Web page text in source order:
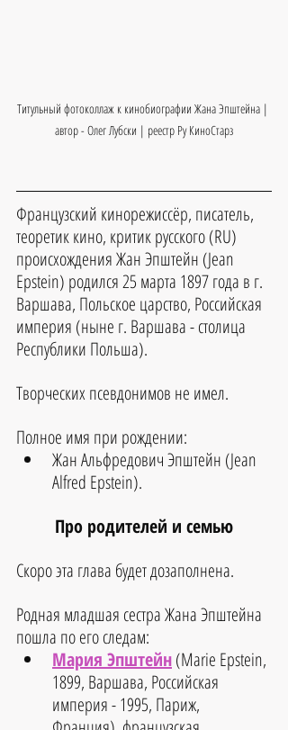
Титульный фотоколлаж к кинобиографии Жана Эпштейна |
автор - Олег Лубски | реестр Ру КиноСтарз
Французский кинорежиссёр, писатель,
теоретик кино, критик русского (RU)
происхождения Жан Эпштейн (Jean
Epstein) родился 25 марта 1897 года в г.
Варшава, Польское царство, Российская
империя (ныне г. Варшава - столица
Республики Польша).
Творческих псевдонимов не имел.
Полное имя при рождении:
Жан Альфредович Эпштейн (Jean
Alfred Epstein).
Про родителей и семью
Скоро эта глава будет дозаполнена.
Родная младшая сестра Жана Эпштейна
пошла по его следам:
Мария Эпштейн (Marie Epstein,
1899, Варшава, Российская
империя - 1995, Париж,